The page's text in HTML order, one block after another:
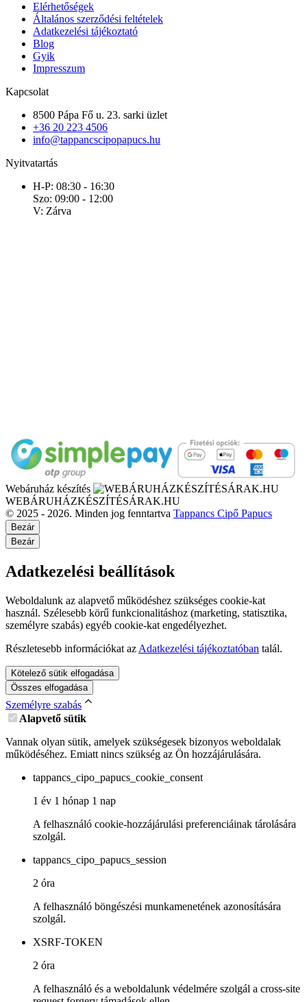
Elérhetőségek
Általános szerződési feltételek
Adatkezelési tájékoztató
Blog
Gyik
Impresszum
Kapcsolat
8500 Pápa Fő u. 23. sarki üzlet
+36 20 223 4506
info@tappancscipopapucs.hu
Nyitvatartás
H-P: 08:30 - 16:30
Szo: 09:00 - 12:00
V: Zárva
Webáruház készítés
WEBÁRUHÁZKÉSZÍTÉSÁRAK.HU
© 2025 - 2026. Minden jog fenntartva Tappancs Cipő Papucs
Bezár
Bezár
Adatkezelési beállítások
Weboldalunk az alapvető működéshez szükséges cookie-kat
használ. Szélesebb körű funkcionalitáshoz (marketing, statisztika,
személyre szabás) egyéb cookie-kat engedélyezhet.
Részletesebb információkat az Adatkezelési tájékoztatóban talál.
Kötelező sütik elfogadása
Összes elfogadása
Személyre szabás
Alapvető sütik
Vannak olyan sütik, amelyek szükségesek bizonyos weboldalak
működéséhez. Emiatt nincs szükség az Ön hozzájárulására.
tappancs_cipo_papucs_cookie_consent
1 év 1 hónap 1 nap
A felhasználó cookie-hozzájárulási preferenciáinak tárolására
szolgál.
tappancs_cipo_papucs_session
2 óra
A felhasználó böngészési munkamenetének azonosítására
szolgál.
XSRF-TOKEN
2 óra
A felhasználó és a weboldalunk védelmére szolgál a cross-site